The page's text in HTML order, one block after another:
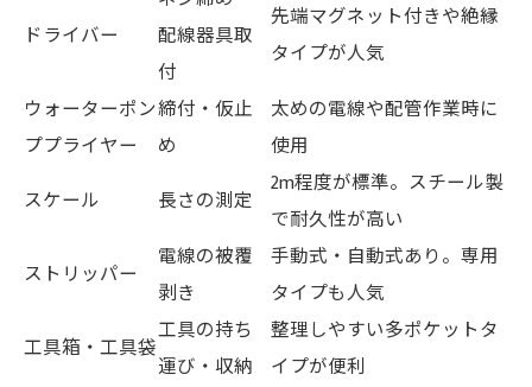
ドライバー
配線器具取
付
先端マグネット付きや絶縁
タイプが人気
ウォーターポン
ププライヤー
締付・仮止
め
太めの電線や配管作業時に
使用
スケール
長さの測定
2m程度が標準。スチール製
で耐久性が高い
ストリッパー
電線の被覆
剥き
手動式・自動式あり。専用
タイプも人気
工具箱・工具袋
工具の持ち
運び・収納
整理しやすい多ポケットタ
イプが便利